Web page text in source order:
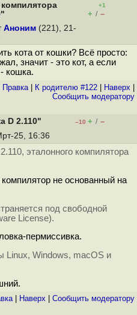
+1
+ / –
Аноним (221), 21-
кота от кошки? Всё просто:
значит - это кот, а если
кошка.
Правка| К родителю #122 Наверх
Cообщить модератору
D 2.110" –10 + / –
25, 16:36
эталонного компилятора
не основанный на
под свободной
License).
пермиссивка.
Linux, Windows, macOS и
| Наверх Cообщить модератору